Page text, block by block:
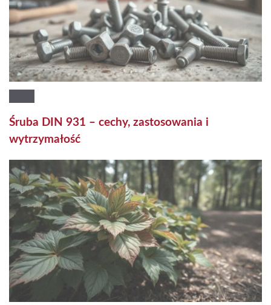
Śruba DIN 931 – cechy, zastosowania i
wytrzymałość